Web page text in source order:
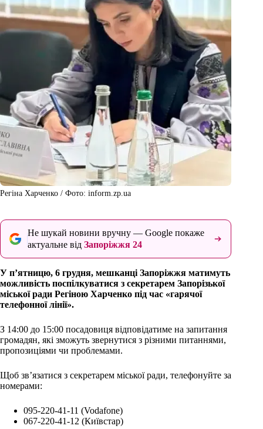
Регіна Харченко / Фото: inform.zp.ua
Не шукай новини вручну — Google покаже
актуальне від Запоріжжя 24
У п’ятницю, 6 грудня, мешканці Запоріжжя матимуть
можливість поспілкуватися з секретарем Запорізької
міської ради Регіною Харченко під час «гарячої
телефонної лінії».
З 14:00 до 15:00 посадовиця відповідатиме на запитання
громадян, які зможуть звернутися з різними питаннями,
пропозиціями чи проблемами.
Щоб зв’язатися з секретарем міської ради, телефонуйте за
номерами:
095-220-41-11 (Vodafone)
067-220-41-12 (Київстар)